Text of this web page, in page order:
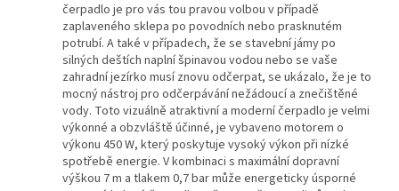
čerpadlo je pro vás tou pravou volbou v případě
zaplaveného sklepa po povodních nebo prasknutém
potrubí. A také v případech, že se stavební jámy po
silných deštích naplní špinavou vodou nebo se vaše
zahradní jezírko musí znovu odčerpat, se ukázalo, že je to
mocný nástroj pro odčerpávání nežádoucí a znečištěné
vody. Toto vizuálně atraktivní a moderní čerpadlo je velmi
výkonné a obzvláště účinné, je vybaveno motorem o
výkonu 450 W, který poskytuje vysoký výkon při nízké
spotřebě energie. V kombinaci s maximální dopravní
výškou 7 m a tlakem 0,7 bar může energeticky úsporné